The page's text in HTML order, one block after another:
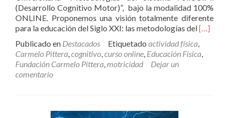
(Desarrollo Cognitivo Motor)”, bajo la modalidad 100%
ONLINE. Proponemos una visión totalmente diferente
para la educación del Siglo XXI: las metodologías delLeer
[…]
Publicado en Destacados Etiquetado actividad física
Carmelo Pittera cognitivo curso online Educación Física
Fundación Carmelo Pittera motricidad
Dejar un
comentario